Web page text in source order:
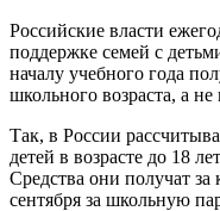
Российские власти
поддержке семей с
началу учебного года
школьного возраста, а
Так, в России
детей в возрасте до 18
Средства они получат за
сентября за школьную